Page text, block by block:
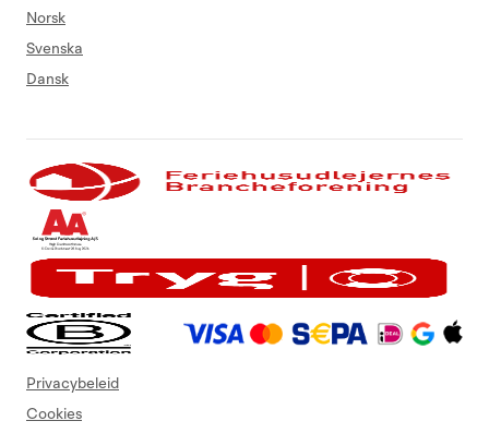
Norsk
Svenska
Dansk
Privacybeleid
Cookies